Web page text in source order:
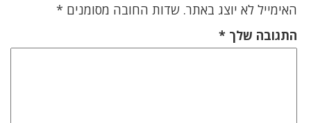
האימייל לא יוצג באתר. שדות החובה מסומנים *
התגובה שלך *